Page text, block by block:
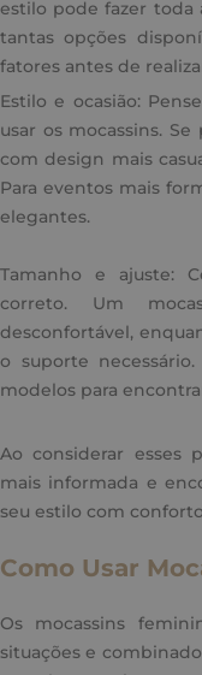
estilo pode fazer toda
tantas opções
fatores antes de
Estilo e ocasião:
usar os mocassins.
com design mais
Para eventos mais
elegantes.
Tamanho e ajuste:
correto. Um
desconfortável,
o suporte
modelos para
Ao considerar esses
mais informada e
seu estilo com
Como Usar
Os mocassins
situações e